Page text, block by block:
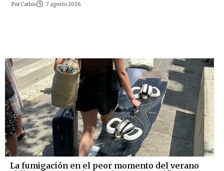
Por Carlos 7 agosto 2026
La fumigación en el peor momento del verano